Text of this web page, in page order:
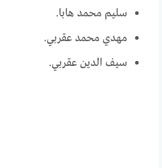
سليم محمد هابا.
مهدي محمد عقربي.
سيف الدين عقربي.